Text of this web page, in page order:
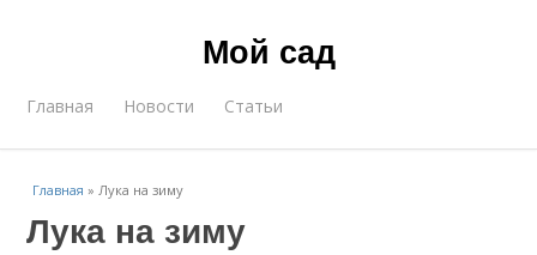
Мой сад
Главная Новости Статьи
Главная »Лука на зиму
Лука на зиму